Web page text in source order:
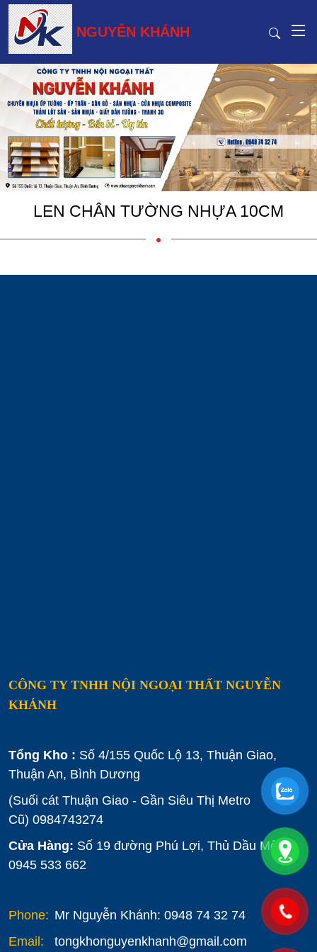
NGUYỄN KHÁNH
LEN CHÂN TƯỜNG NHỰA 10CM
CÔNG TY TNHH NỘI NGOẠI THẤT NGUYỄN
KHÁNH
Tổng Kho : Số 4/155 Quốc Lộ 13, Thuận Giao,
Thuận An, Bình Dương
(Suối cát Thuận Giao - Gần Siêu Thị Metro
Cũ) 0984743274
Cửa Hàng: Số 19 đường Phú Lợi, Thủ Dầu Một :
0945 533 662
Phone: Mr Nguyễn Khánh: 0948 74 32 74
Email:
tongkhonguyenkhanh@gmail.com